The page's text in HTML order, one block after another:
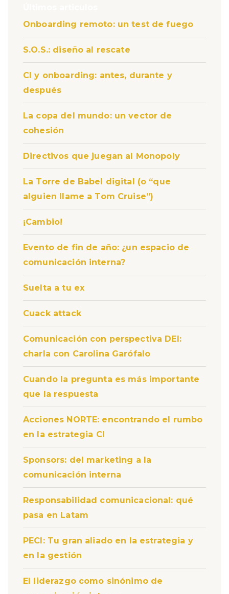
Onboarding remoto: un test de fuego
S.O.S.: diseño al rescate
CI y onboarding: antes, durante y
después
La copa del mundo: un vector de
cohesión
Directivos que juegan al Monopoly
La Torre de Babel digital (o “que
alguien llame a Tom Cruise”)
¡Cambio!
Evento de fin de año: ¿un espacio de
comunicación interna?
Suelta a tu ex
Cuack attack
Comunicación con perspectiva DEI:
charla con Carolina Garófalo
Cuando la pregunta es más importante
que la respuesta
Acciones NORTE: encontrando el rumbo
en la estrategia CI
Sponsors: del marketing a la
comunicación interna
Responsabilidad comunicacional: qué
pasa en Latam
PECI: Tu gran aliado en la estrategia y
en la gestión
El liderazgo como sinónimo de